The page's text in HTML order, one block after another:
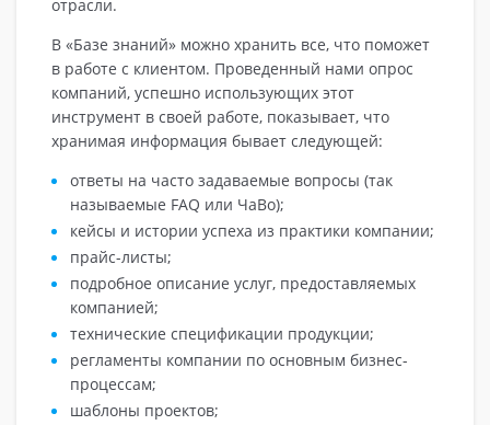
отрасли.
В «Базе знаний» можно хранить все, что поможет
в работе с клиентом. Проведенный нами опрос
компаний, успешно использующих этот
инструмент в своей работе, показывает, что
хранимая информация бывает следующей:
ответы на часто задаваемые вопросы (так
называемые FAQ или ЧаВо);
кейсы и истории успеха из практики компании;
прайс-листы;
подробное описание услуг, предоставляемых
компанией;
технические спецификации продукции;
регламенты компании по основным бизнес-
процессам;
шаблоны проектов;